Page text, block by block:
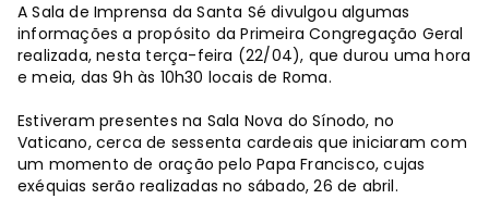
A Sala de Imprensa da Santa Sé divulgou algumas
informações a propósito da Primeira Congregação Geral
realizada, nesta terça-feira (22/04), que durou uma hora
e meia, das 9h às 10h30 locais de Roma.
Estiveram presentes na Sala Nova do Sínodo, no
Vaticano, cerca de sessenta cardeais que iniciaram com
um momento de oração pelo Papa Francisco, cujas
exéquias serão realizadas no sábado, 26 de abril.